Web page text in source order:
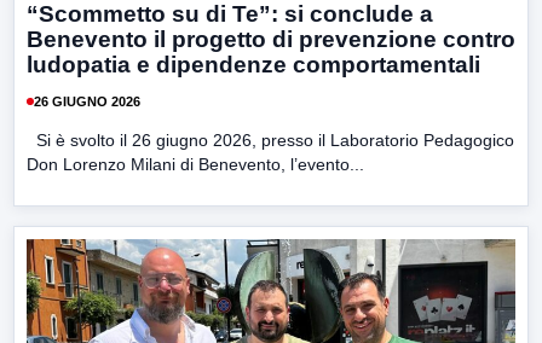
“Scommetto su di Te”: si conclude a
Benevento il progetto di prevenzione contro
ludopatia e dipendenze comportamentali
26 GIUGNO 2026
Si è svolto il 26 giugno 2026, presso il Laboratorio Pedagogico
Don Lorenzo Milani di Benevento, l’evento...